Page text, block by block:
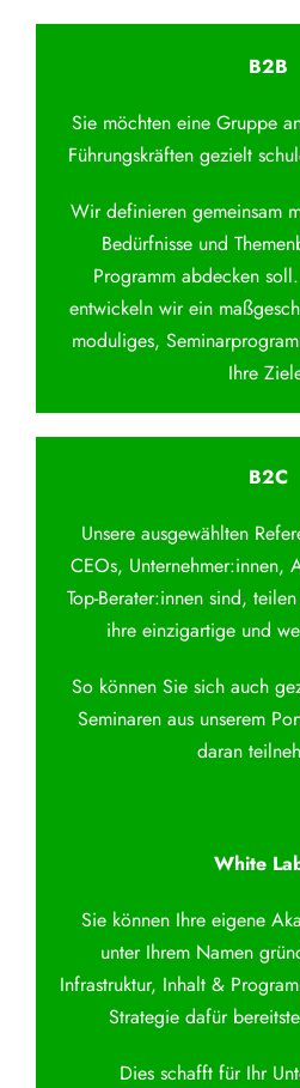
B2B
Sie möchten eine Gruppe
Führungskräften gezielt
Wir definieren gemeinsam
Bedürfnisse und
Programm abdecken
entwickeln wir ein
moduliges,
Ihre
B2C
Unsere ausgewählten
CEOs, Unternehmer:innen,
Top-Berater:innen sind,
ihre einzigartige und
So können Sie sich auch
Seminaren aus unserem
daran
White
Sie können Ihre eigene
unter Ihrem Namen
Infrastruktur, Inhalt &
Strategie dafür
Dies schafft für Ihr